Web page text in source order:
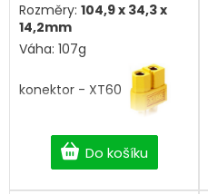
Do košíku
Rozměry: 104,9 x 34,3 x
14,2mm
Váha: 107g
konektor - XT60